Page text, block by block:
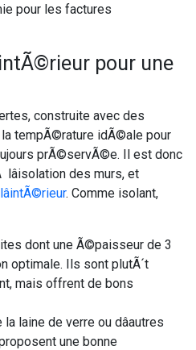
pour les factures
pour une
construite avec des
tempÃ©rature idÃ©ale pour
prÃ©servÃ©e. Il est donc
des murs, et
. Comme isolant,
dont une Ã©paisseur de 3
optimale. Ils sont plutÃ´t
mais offrent de bons
laine de verre ou dâautres
une bonne